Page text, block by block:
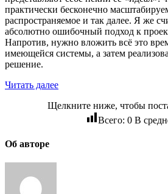
практически бесконечно
распространяемое и так далее. Я же
абсолютно ошибочный подход к
Напротив, нужно вложить всё это
имеющейся системы, а затем
решение.
Читать далее
Щелкните ниже, чтобы
Всего: 0В
Об авторе